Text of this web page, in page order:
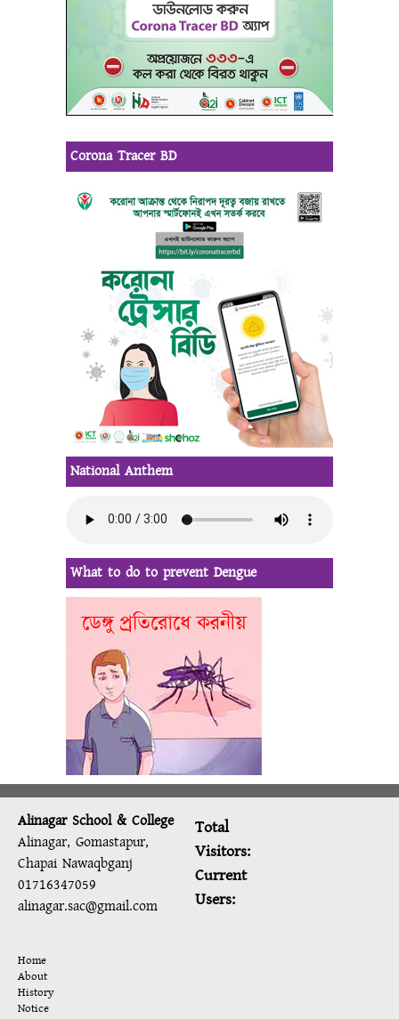
Corona Tracer BD
National Anthem
What to do to prevent Dengue
Alinagar School & College
Alinagar, Gomastapur,
Chapai Nawaqbganj
01716347059
alinagar.sac@gmail.com
Total
Visitors:
Current
Users:
Home
About
History
Notice